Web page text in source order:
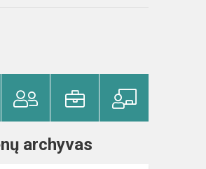
archyvas